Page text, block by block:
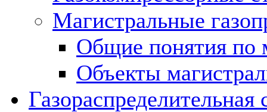
Магистральные
Общие понятия по
Объекты
Газораспределительная